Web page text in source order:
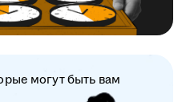
могут быть вам